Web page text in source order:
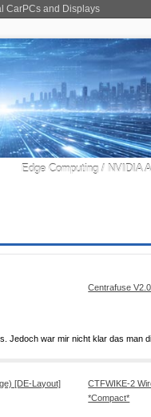
CarPCs and Displays
Edge Computing / NVIDIA
Centrafuse
Jedoch war mir nicht klar das man
CTFWIKE-2
*Compact*